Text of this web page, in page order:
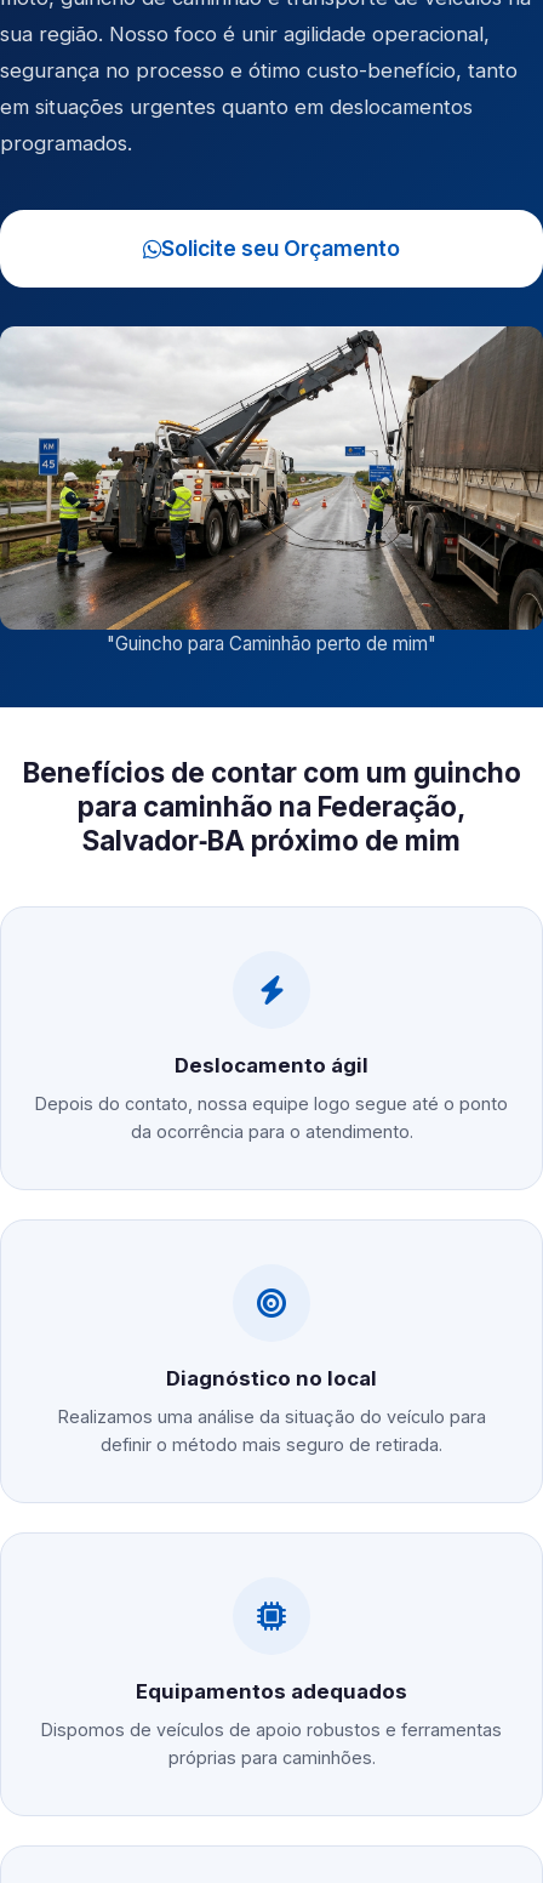
sua região. Nosso foco é unir agilidade operacional,
segurança no processo e ótimo custo-benefício, tanto
em situações urgentes quanto em deslocamentos
programados.
Solicite seu Orçamento
"Guincho para Caminhão perto de mim"
Benefícios de contar com um guincho
para caminhão na Federação,
Salvador‑BA próximo de mim
Deslocamento ágil
Depois do contato, nossa equipe logo segue até o ponto
da ocorrência para o atendimento.
Diagnóstico no local
Realizamos uma análise da situação do veículo para
definir o método mais seguro de retirada.
Equipamentos adequados
Dispomos de veículos de apoio robustos e ferramentas
próprias para caminhões.